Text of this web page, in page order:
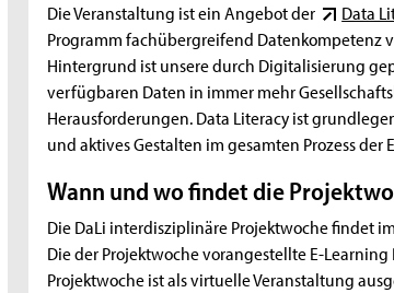
Die Veranstaltung ist ein Angebot der
Data
Programm fachübergreifend
Hintergrund ist unsere durch Digitalisierung
verfügbaren Daten in immer mehr
Herausforderungen. Data Literacy ist
und aktives Gestalten im gesamten Prozess
Wann und wo findet die
Die DaLi interdisziplinäre Projektwoche findet
Die der Projektwoche vorangestellte E-Learning
Projektwoche ist als virtuelle Veranstaltung